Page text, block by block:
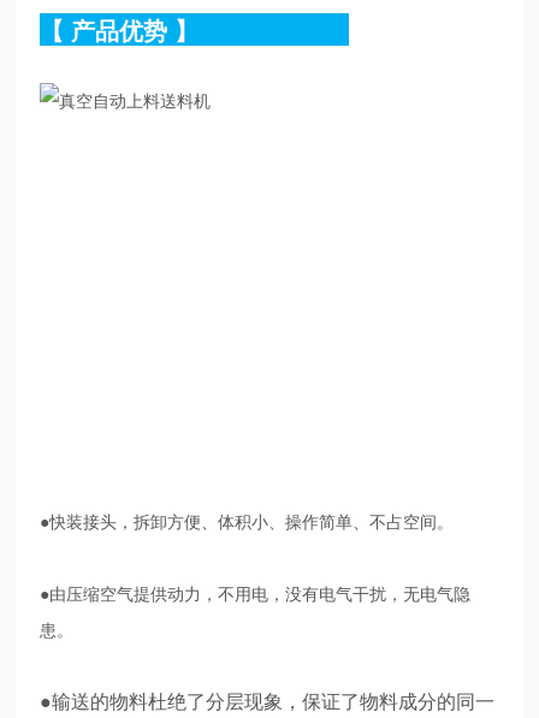
【 产品优势 】
●快装接头，拆卸方便、体积小、操作简单、不占空间。
●由压缩空气提供动力，不用电，没有电气干扰，无电气隐
患。
●输送的物料杜绝了分层现象，保证了物料成分的同一